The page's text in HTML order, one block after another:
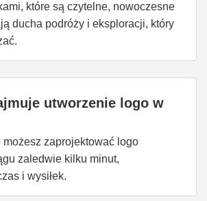
które są czytelne, nowoczesne
ducha podróży i eksploracji, który
utworzenie logo w
możesz zaprojektować logo
zaledwie kilku minut,
i wysiłek.